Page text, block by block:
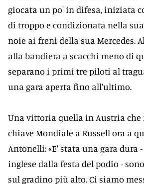
giocata un po' in difesa, iniziata
di troppo e condizionata nella
noie ai freni della sua Mercedes.
alla bandiera a scacchi meno di
separano i primi tre piloti al
una gara aperta fino all'ultimo.
Una vittoria quella in Austria che
chiave Mondiale a Russell ora a
Antonelli: «E' stata una gara dura
inglese dalla festa del podio -
sul gradino più alto. Ci siamo